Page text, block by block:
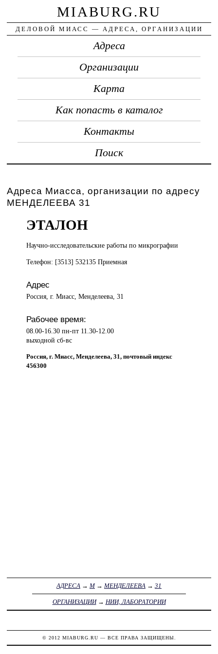
MIABURG.RU
ДЕЛОВОЙ МИАСС — АДРЕСА, ОРГАНИЗАЦИИ
Адреса
Организации
Карта
Как попасть в каталог
Контакты
Поиск
Адреса Миасса, организации по адресу
МЕНДЕЛЕЕВА 31
ЭТАЛОН
Научно-исследовательские работыпо микрографии
Телефон: [3513] 532135 Приемная
Адрес
Россия, г. Миасс, Менделеева, 31
Рабочее время:
08.00-16.30 пн-пт 11.30-12.00
выходной сб-вс
Россия, г. Миасс, Менделеева, 31, почтовый индекс
456300
АДРЕСА → М→ МЕНДЕЛЕЕВА → 31
ОРГАНИЗАЦИИ→ НИИ, ЛАБОРАТОРИИ
© 2012 MIABURG.RU — ВСЕ ПРАВА ЗАЩИЩЕНЫ.